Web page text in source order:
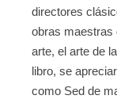
directores
obras maestras
arte, el arte de
libro, se
como Sed de